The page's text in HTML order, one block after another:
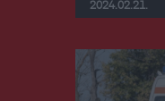
2024.02.21.